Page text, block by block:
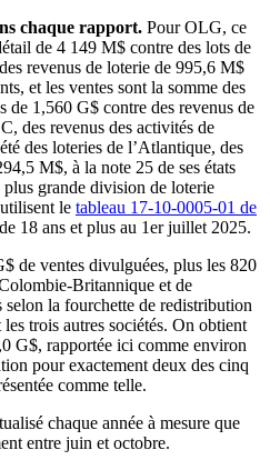
chaque rapport. Pour OLG, ce
de 4 149 M$ contre des lots de
revenus de loterie de 995,6 M$
et les ventes sont la somme des
de 1,560 G$ contre des revenus de
des revenus des activités de
des loteries de l’Atlantique, des
M$, à la note 25 de ses états
grande division de loterie
le tableau 17-10-0005-01 de
un nouvel onglet)
18 ans et plus au 1er juillet 2025.
de ventes divulguées, plus les 820
Britannique et de
la fourchette de redistribution
trois autres sociétés. On obtient
G$, rapportée ici comme environ
pour exactement deux des cinq
comme telle.
chaque année à mesure que
entre juin et octobre.